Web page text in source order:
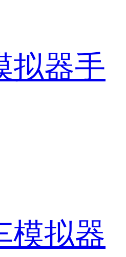
拟器手
模拟器